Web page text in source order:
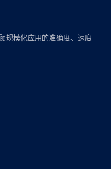
规模化应用的准确度、速度